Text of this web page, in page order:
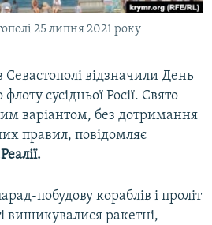
25 липня 2021 року
відзначили День
сусідньої Росії. Свято
варіантом, без дотримання
правил, повідомляє
побудову кораблів і проліт
вишикувалися ракетні,